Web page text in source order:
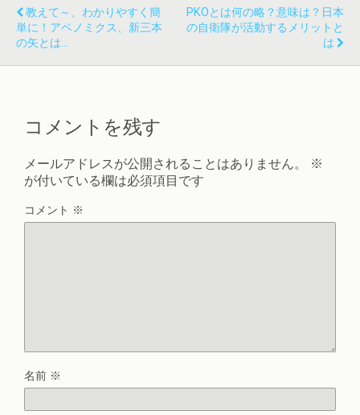
教えて～、わかりやすく簡
単に！アベノミクス、新三本
の矢とは…
PKOとは何の略？意味は？日本
の自衛隊が活動するメリットと
は
コメントを残す
メールアドレスが公開されることはありません。
※
が付いている欄は必須項目です
コメント ※
名前 ※